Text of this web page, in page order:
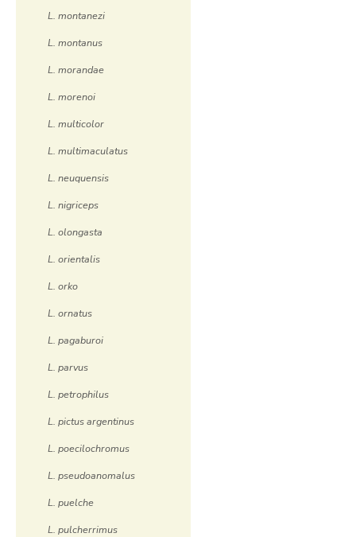
L. montanezi
L. montanus
L. morandae
L. morenoi
L. multicolor
L. multimaculatus
L. neuquensis
L. nigriceps
L. olongasta
L. orientalis
L. orko
L. ornatus
L. pagaburoi
L. parvus
L. petrophilus
L. pictus argentinus
L. poecilochromus
L. pseudoanomalus
L. puelche
L. pulcherrimus